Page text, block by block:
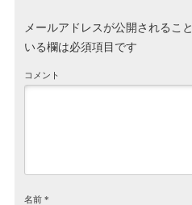
メールアドレスが公開されるこ
いる欄は必須項目です
コメント
名前*